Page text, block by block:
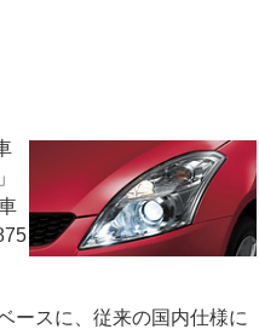
ースに、従来の国内仕様に